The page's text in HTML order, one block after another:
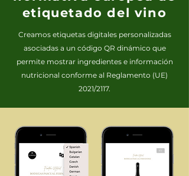
etiquetado del vino
Creamos etiquetas digitales personalizadas
asociadas a un código QR dinámico que
permite mostrar ingredientes e información
nutricional conforme al Reglamento (UE)
2021/2117.